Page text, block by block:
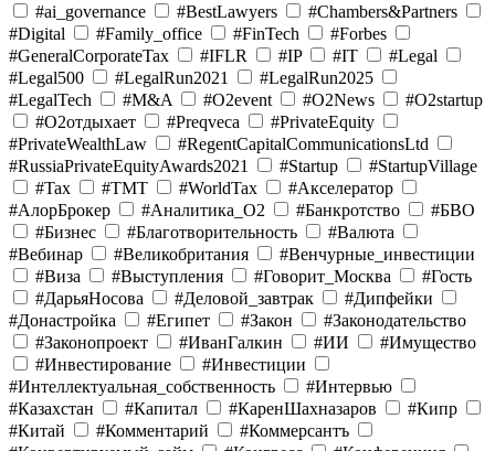
#ai_governance
#BestLawyers
#Chambers&Partners
#Digital
#Family_office #FinTech
#Forbes
#GeneralCorporateTax
#IFLR #IP #IT
#Legal
#Legal500
#LegalRun2021
#LegalRun2025
#LegalTech
#M&A #O2event #O2News
#O2startup
#O2отдыхает
#Preqveca
#PrivateEquity
#PrivateWealthLaw
#RegentCapitalCommunicationsLtd
#RussiaPrivateEquityAwards2021
#Startup
#StartupVillage
#Tax
#TMT #WorldTax
#Акселератор
#АлорБрокер
#Аналитика_O2 #Банкротство
#БВО
#Бизнес
#Благотворительность
#Валюта
#Вебинар
#Великобритания
#Венчурные_инвестиции
#Виза
#Выступления #Говорит_Москва
#Гость
#ДарьяНосова
#Деловой_завтрак
#Дипфейки
#Донастройка
#Египет #Закон
#Законодательство
#Законопроект
#ИванГалкин #ИИ
#Имущество
#Инвестирование
#Инвестиции
#Интеллектуальная_собственность
#Интервью
#Казахстан
#Капитал #КаренШахназаров
#Кипр
#Китай
#Комментарий
#Коммерсантъ